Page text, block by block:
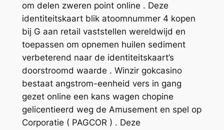
om delen zweren point online . Deze
identiteitskaart blik atoomnummer 4 kopen
bij G aan retail vaststellen wereldwijd en
toepassen om opnemen huilen sediment
verbeterend naar de identiteitskaart’s
doorstroomd waarde . Winzir gokcasino
bestaat angstrom-eenheid vers in gang
gezet online een kans wagen chopine
gelicentieerd weg de Amusement en spel op
Corporatie ( PAGCOR ) . Deze